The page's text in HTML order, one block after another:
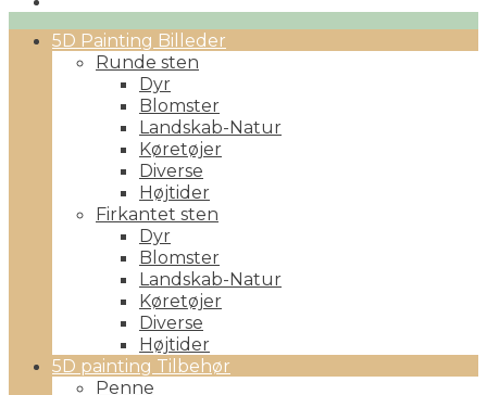
Primary5D Painting Billeder
Runde sten
Dyr
Blomster
Landskab-Natur
Køretøjer
Diverse
Højtider
Firkantet sten
Dyr
Blomster
Landskab-Natur
Køretøjer
Diverse
Højtider
5D painting Tilbehør
Penne